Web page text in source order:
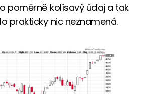
poměrně kolísavý údaj a tak
prakticky nic neznamená.